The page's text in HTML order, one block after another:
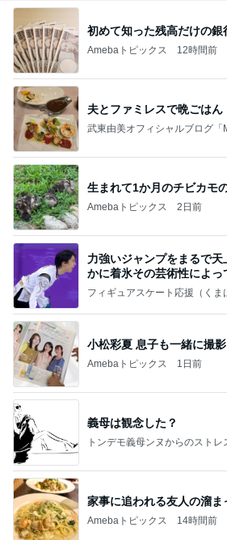
初めて知った残高だけの銀
Amebaトピックス 12時間前
夫とファミレスで晩ごはん
武東由美オフィシャルブログ「
生まれて1か月のチビカモ
Amebaトピックス 2日前
力強いジャンプをまるで
かに着氷その芸術性によ
なす
フィギュアスケート応援（くま
小松彩夏 息子も一緒に撮
Amebaトピックス 1日前
義母は観念した？
トンデモ義母ンヌからのストレ
家事に追われる友人の溜ま
Amebaトピックス 14時間前